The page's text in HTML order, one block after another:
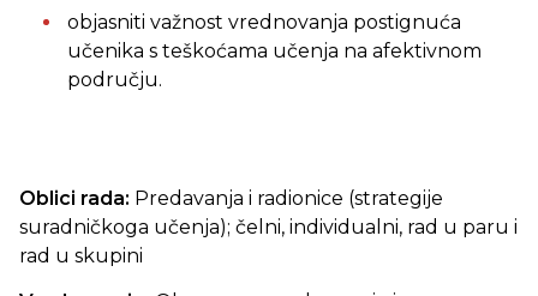
objasniti važnost vrednovanja postignuća
učenika s teškoćama učenja na afektivnom
području.
Oblici rada: Predavanja i radionice (strategije
suradničkoga učenja); čelni, individualni, rad u paru i
rad u skupini